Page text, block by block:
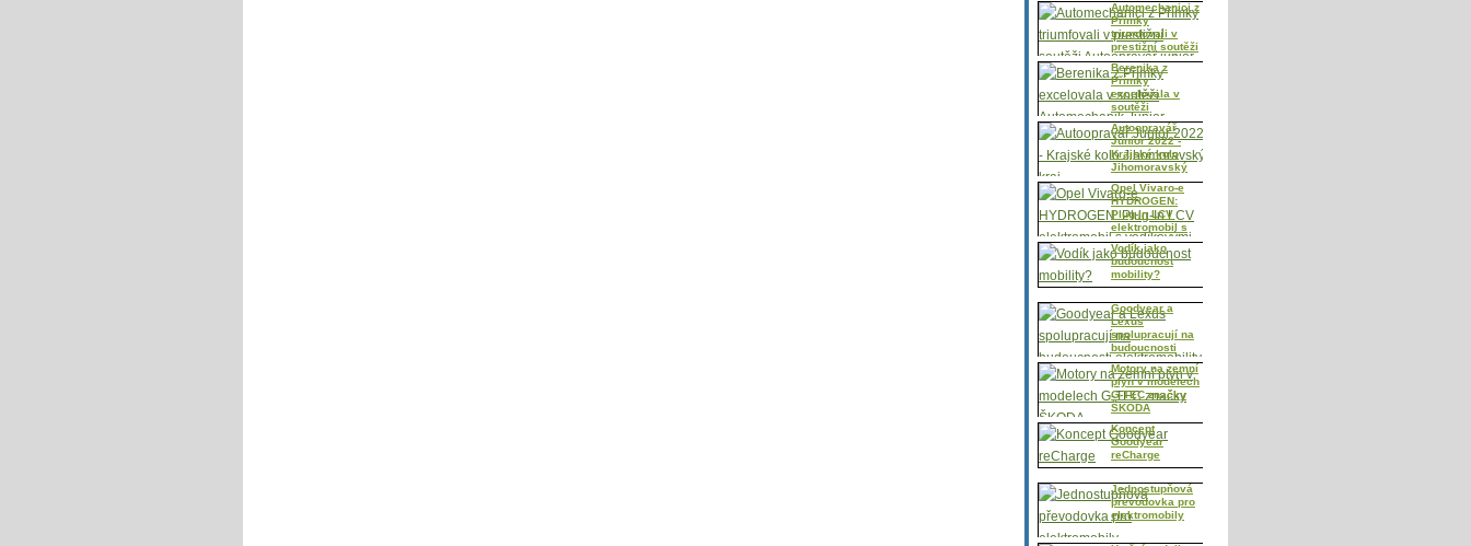
Automechanici z
Přímky
triumfovali v
prestižní soutěži
Autoopravář
junior
Berenika z
Přímky
excelovala v
soutěži
Automechanik
Junior
Autoopravář
Junior 2022 -
Krajské kolo
Jihomoravský
kraj
Opel Vivaro-e
HYDROGEN:
Plug-In LCV
elektromobil s
vodíkovými
palivovými
články nabízí
bezemisní pro
Vodík jako
budoucnost
mobility?
Goodyear a
Lexus
spolupracují na
budoucnosti
elektromobility
Motory na zemní
plyn v modelech
G-TEC značky
ŠKODA
Koncept
Goodyear
reCharge
Jednostupňová
převodovka pro
elektromobily